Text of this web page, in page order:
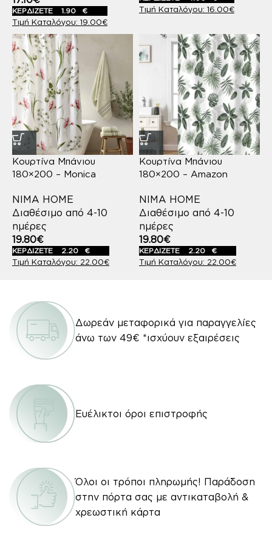
19.00€
ΚΕΡΔΙΖΕΤΕ 1.90 € 16.00€
Κουρτίνα Μπάνιου
180×200 – Monica
NIMA HOME
Διαθέσιμο από 4-10
ημέρες
22.00€
19.80€
ΚΕΡΔΙΖΕΤΕ 2.20 €
Κουρτίνα Μπάνιου
180×200 – Amazon
NIMA HOME
Διαθέσιμο από 4-10
ημέρες
22.00€
19.80€
ΚΕΡΔΙΖΕΤΕ 2.20 €
Δωρεάν μεταφορικά για παραγγελίες
άνω των 49€ *ισχύουν εξαιρέσεις
Ευέλικτοι όροι επιστροφής
Όλοι οι τρόποι πληρωμής! Παράδοση
στην πόρτα σας με αντικαταβολή &
χρεωστική κάρτα